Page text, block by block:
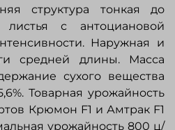
структура тонкая до
с антоциановой
Наружная и
средней длины. Масса
сухого вещества
Товарная урожайность
Крюмон F1 и Амтрак F1
урожайность 800 ц/